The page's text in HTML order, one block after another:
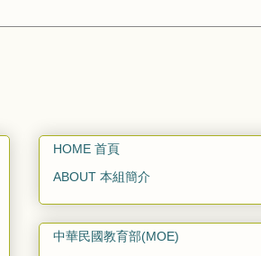
HOME 首頁
ABOUT 本組簡介
中華民國教育部(MOE)